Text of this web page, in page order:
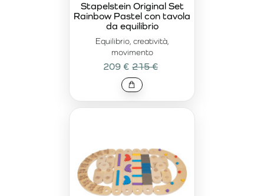
Equilibrio, creatività,
movimento
Stapelstein Original Set
Rainbow Pastel con tavola
da equilibrio
209 € 215 €